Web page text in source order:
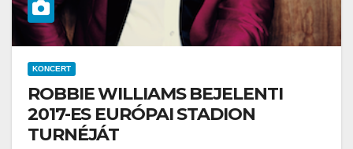
KONCERT
ROBBIE WILLIAMS BEJELENTI
2017-ES EURÓPAI STADION
TURNÉJÁT